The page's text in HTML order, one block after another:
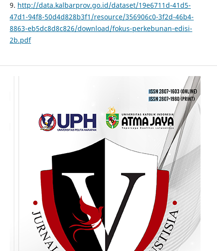
9. http://data.kalbarprov.go.id/dataset/19e6711d-41d5-
47d1-94f8-50d4d828b3f1/resource/356906c0-3f2d-46b4-
8863-eb5dc8d8c826/download/fokus-perkebunan-edisi-
2b.pdf